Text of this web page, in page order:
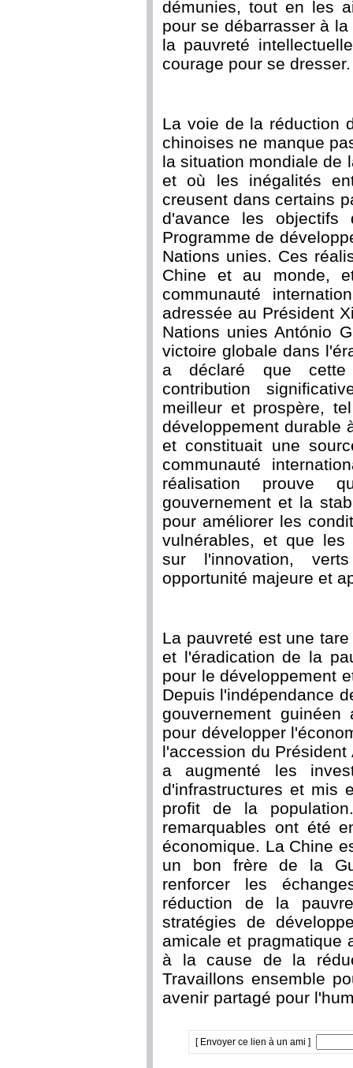
démunies, tout en les
pour se débarrasser à
la pauvreté
courage pour se dresser.
La voie de la réduction
chinoises ne manque
la situation mondiale de
et où les inégalités
creusent dans certains
d'avance les
Programme de
Nations unies. Ces
Chine et au monde,
communauté
adressée au Président
Nations unies António
victoire globale dans
a déclaré que cette
contribution
meilleur et prospère,
développement durable
et constituait une
communauté
réalisation prouve
gouvernement et la
pour améliorer les
vulnérables, et que les
sur l'innovation,
opportunité majeure et
La pauvreté est une
et l'éradication de la
pour le développement
Depuis l'indépendance
gouvernement
pour développer
l'accession du
a augmenté les
d'infrastructures et mis
profit de la
remarquables ont été
économique. La Chine
un bon frère de la
renforcer les
réduction de la
stratégies de
amicale et pragmatique
à la cause de la
Travaillons ensemble
avenir partagé pour
[ Envoyer ce lien à un ami ]